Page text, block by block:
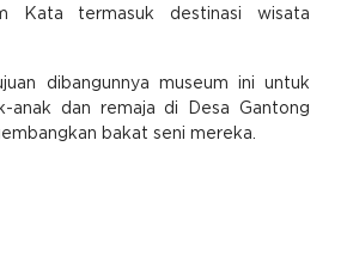
Kata termasuk destinasi wisata
dibangunnya museum ini untuk
anak dan remaja di Desa Gantong
bakat seni mereka.